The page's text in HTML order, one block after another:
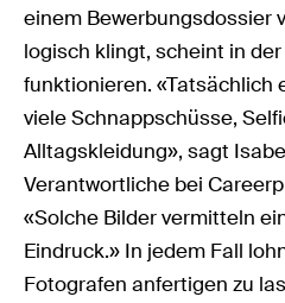
einem Bewerbungsdossier
logisch klingt, scheint in
funktionieren. «Tatsächlich
viele Schnappschüsse,
Alltagskleidung», sagt
Verantwortliche bei
«Solche Bilder vermitteln
Eindruck.» In jedem Fall
Fotografen anfertigen zu